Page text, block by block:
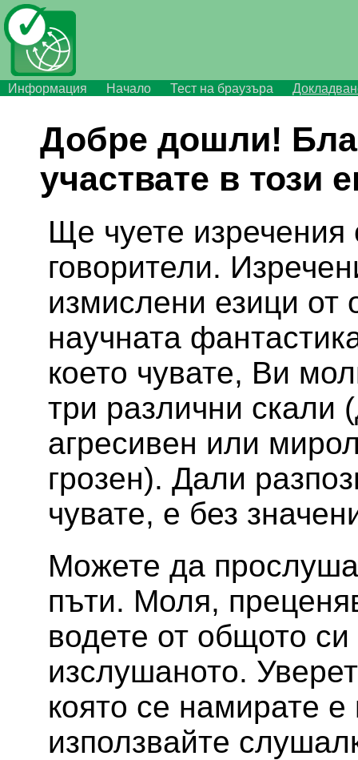
Информация Начало Тест на браузъра
Добре дошли!
участвате в този
Ще чуете
говорители.
измислени езици от
научната
което чувате, Ви
три различни
агресивен или
грозен). Дали
чувате, е без
Можете да
пъти. Моля,
водете от общото
изслушаното.
която се намирате
използвайте